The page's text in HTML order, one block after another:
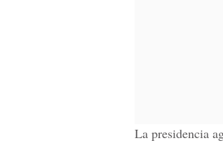
La presidencia